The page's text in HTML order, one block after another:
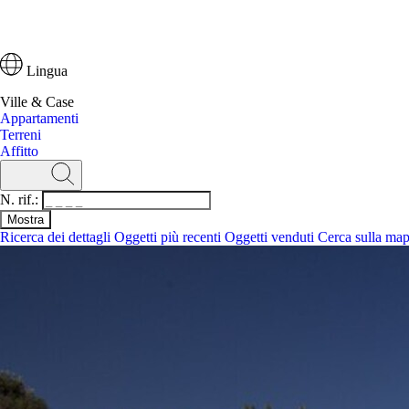
Lingua
Ville & Case
Appartamenti
Terreni
Affitto
N. rif.:
Ricerca dei dettagli Oggetti più recenti Oggetti venduti Cerca sulla
Ville & Case
Appartamenti
Terreni